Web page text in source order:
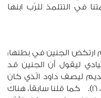
في التتلمذ للرّب ابنها
الجنين في بطنها:
ليقول أن الجنين قد
ليصف داود الّذي كان
يرقص أمام تابوت العهد (2صم 6، 16). كما قلنا سابقاً، هناك